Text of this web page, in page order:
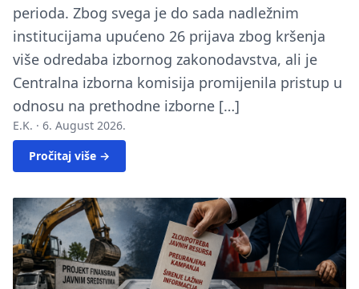
perioda. Zbog svega je do sada nadležnim
institucijama upućeno 26 prijava zbog kršenja
više odredaba izbornog zakonodavstva, ali je
Centralna izborna komisija promijenila pristup u
odnosu na prethodne izborne […]
E.K. · 6. August 2026.
Pročitaj više →